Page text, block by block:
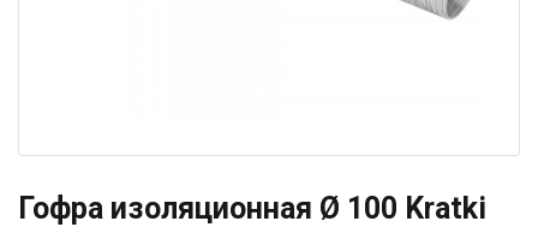
Гофра изоляционная Ø 100 Kratki